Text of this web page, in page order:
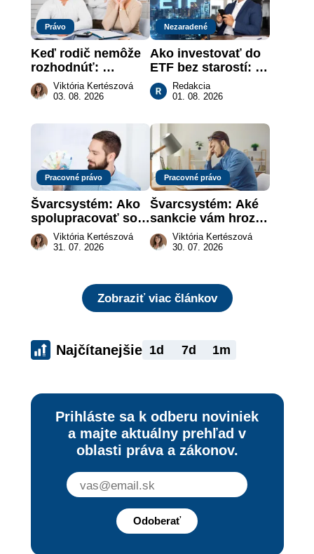
Právo
Keď rodič nemôže
rozhodnúť:
nahradenie prejavu
vôle súdom v
Viktória Kertészová
03. 08. 2026
Nezaradené
Ako investovať do
ETF bez starostí:
Investičné plány,
ktoré urobia prácu
Redakcia
01. 08. 2026
Pracovné právo
Švarcsystém: Ako
spolupracovať so
živnostníkom
legálne a bez
Viktória Kertészová
31. 07. 2026
Pracovné právo
Švarcsystém: Aké
sankcie vám hrozia
a prečo nestačí
zaplatiť pokutu?
Viktória Kertészová
30. 07. 2026
Zobraziť viac článkov
Najčítanejšie 1d 7d 1m
Prihláste sa k odberu noviniek
a majte aktuálny prehľad v
oblasti práva a zákonov.
Odoberať